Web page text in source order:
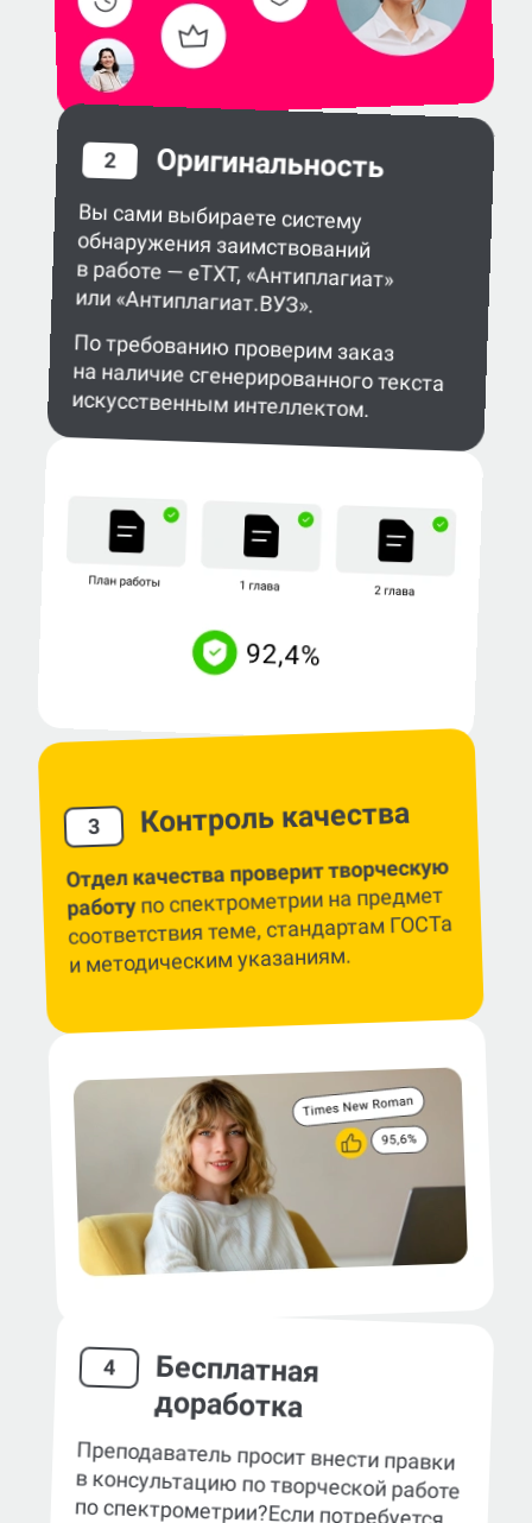
2 Оригинальность
Вы сами выбираете систему
обнаружения заимствований
в работе — eTXT, «Антиплагиат»
или «Антиплагиат.ВУЗ».
По требованию проверим заказ
на наличие сгенерированного текста
искусственным интеллектом.
3 Контроль качества
Отдел качества проверит творческую
работупо спектрометрии на предмет
соответствия теме, стандартам ГОСТа
и методическим указаниям.
4 Бесплатная
доработка
Преподаватель просит внести правки
в консультацию по творческой работе
по спектрометрии?Если потребуется,